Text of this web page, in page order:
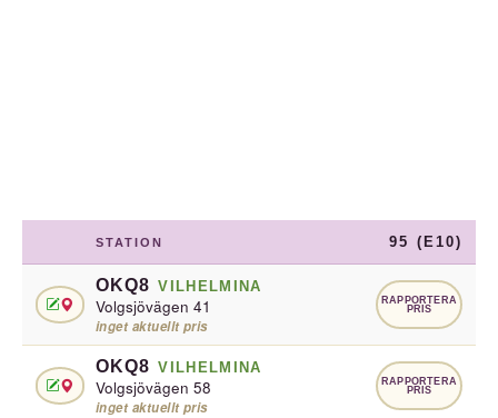
STATION 95 (E10)
OKQ8 VILHELMINA
Volgsjövägen 41
inget aktuellt pris
RAPPORTERA
PRIS
OKQ8 VILHELMINA
Volgsjövägen 58
inget aktuellt pris
RAPPORTERA
PRIS